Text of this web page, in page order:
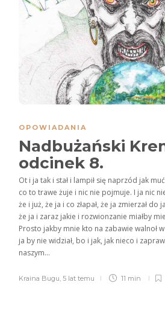
OPOWIADANIA
Nadbużański
odcinek 8.
Ot i ja tak i stał i lampił się naprzód jak
co to trawe żuje i nic nie pojmuje. I ja nic
że i już, że ja i co złapał, że ja zmierzał do
że ja i zaraz jakie i rozwionzanie miałby
Prosto jakby mnie kto na zabawie walnoł
ja by nie widział, bo i jak, jak nieco i
naszym...
Kraina Bugu 5 lat temu 11 min